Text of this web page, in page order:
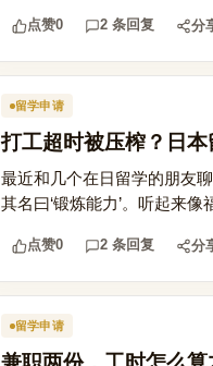
点赞0 2 条回复 分
留学申请
打工超时被压榨？日
最近和几个在日留学的朋友
其名曰‘锻炼能力’。听起来
点赞0 2 条回复 分
留学申请